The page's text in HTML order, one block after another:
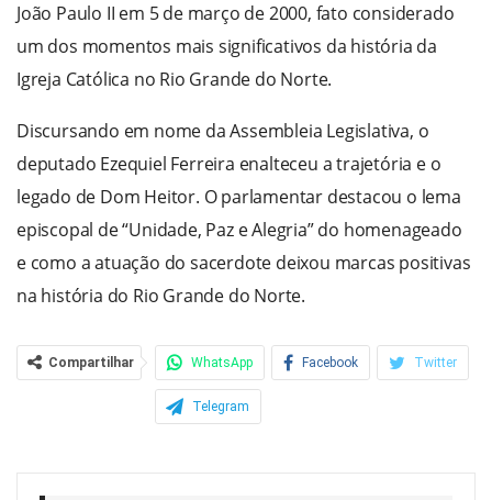
João Paulo II em 5 de março de 2000, fato considerado
um dos momentos mais significativos da história da
Igreja Católica no Rio Grande do Norte.
Discursando em nome da Assembleia Legislativa, o
deputado Ezequiel Ferreira enalteceu a trajetória e o
legado de Dom Heitor. O parlamentar destacou o lema
episcopal de “Unidade, Paz e Alegria” do homenageado
e como a atuação do sacerdote deixou marcas positivas
na história do Rio Grande do Norte.
Compartilhar WhatsApp Facebook Twitter
Telegram